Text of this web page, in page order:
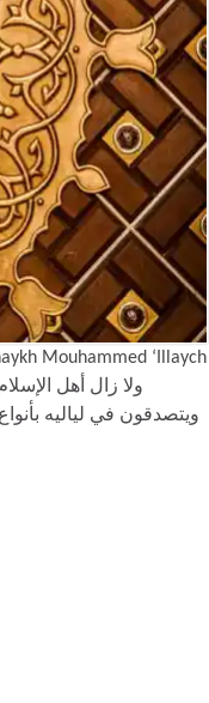
Mouhammed ‘Illaych
ويتصدقون في لياليه